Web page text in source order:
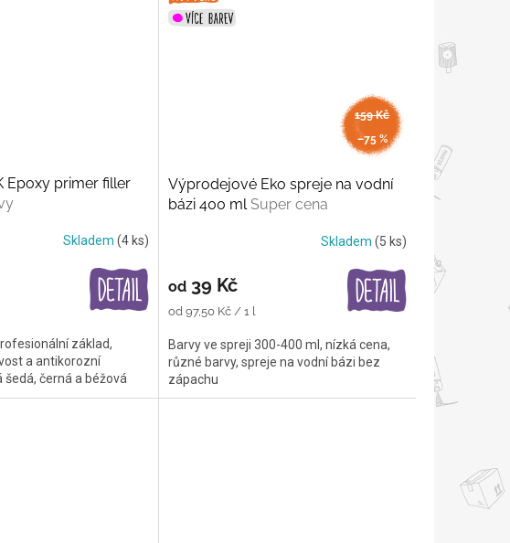
Epoxy primer filler
Skladem (4 ks)
základ,
a antikorozní
černá a béžová
159 Kč
–75 %
Výprodejové Eko spreje na vodní
bázi 400 ml Super cena
Skladem (5 ks)
od39 Kč
Měrná
od 97,50 Kč / 1 l
Barvy ve spreji 300-400 ml, nízká cena,
různé barvy, spreje na vodní bázi bez
zápachu